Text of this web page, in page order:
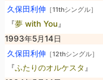
久保田利伸
［11thシングル］
『夢 with You 』
1993年5月14日
久保田利伸
［12thシングル］
『ふたりのオルケスタ』